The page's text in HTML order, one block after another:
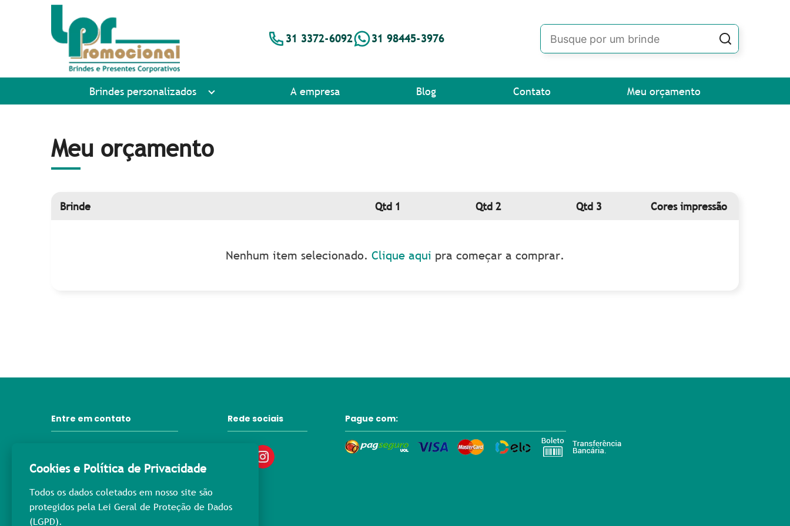
31 3372-6092 31 98445-3976
Brindes personalizados A empresa Blog Contato Meu orçamento
Meu orçamento
Brinde Qtd 1 Qtd 2 Qtd 3 Cores impressão
Nenhum item selecionado. Clique aqui pra começar a comprar.
Entre em contato
contato@lprpromocional.com.br
31 98445-3976
Rua Maria Macedo, 400
Rede sociais Pague com:
Cookies e Política de Privacidade
Todos os dados coletados em nosso site são
protegidos pela Lei Geral de Proteção de Dados
(LGPD).